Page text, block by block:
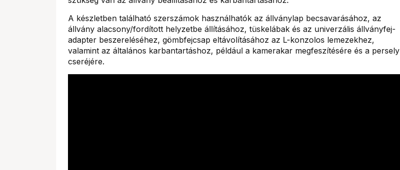
A készletben található szerszámok használhatók az állványlap becsavarásához, az
állvány alacsony/fordított helyzetbe állításához, tüskelábak és az univerzális állványfej-
adapter beszereléséhez, gömbfejcsap eltávolításához az L-konzolos lemezekhez,
valamint az általános karbantartáshoz, például a kamerakar megfeszítésére és a persely
cseréjére.